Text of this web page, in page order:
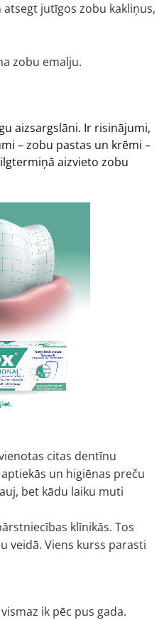
jutīgos zobu kakliņus,
zobu emalju.
aizsargslāni. Ir risinājumi,
– zobu pastas un krēmi –
aizvieto zobu
citas dentīnu
un higiēnas preču
bet kādu laiku muti
klīnikās. Tos
veidā. Viens kurss parasti
ik pēc pus gada.